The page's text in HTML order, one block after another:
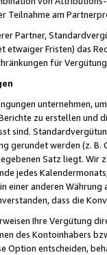
Teilnahme am
Partner,
etwaiger Fristen) das
für
unternehmen,
zu erstellen und
sind.
gerundet werden (z.
Satz liegt.
jedes
einer anderen
dass die
Ihre Vergütung
des Kontoinhabers
Option entscheiden,